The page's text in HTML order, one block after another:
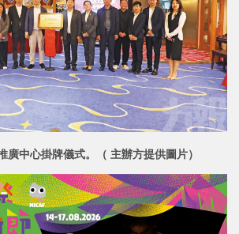
廣中心掛牌儀式。（ 主辦方提供圖片）